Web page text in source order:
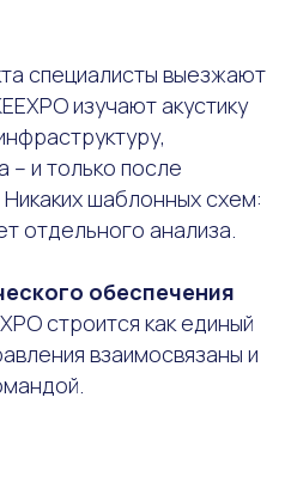
специалисты выезжают
изучают акустику
и только после
шаблонных схем:
отдельного анализа.
обеспечения
строится как единый
взаимосвязаны и